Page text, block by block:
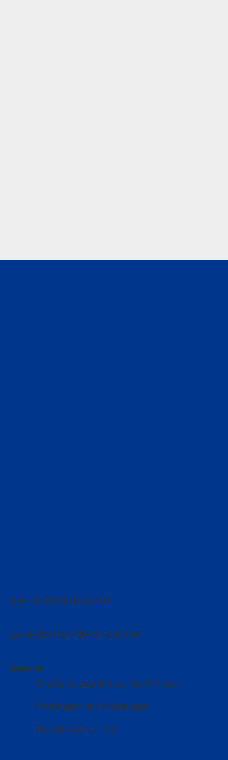
SIE FINDEN UNS AUF
ZAHLUNGSARTEN VOR ORT
Service
Große Auswahl aus Top-Marken
Fachmännische Montage
Probefahrt vor Ort